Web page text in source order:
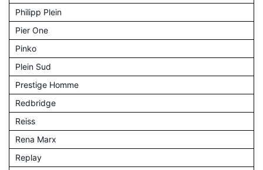
Philipp Plein
Pier One
Pinko
Plein Sud
Prestige Homme
Redbridge
Reiss
Rena Marx
Replay